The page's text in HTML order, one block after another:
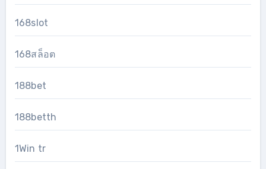
168slot
168สล็อต
188bet
188betth
1Win tr